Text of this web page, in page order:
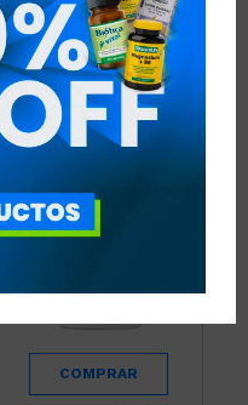
USN QUITAR FILTROS
RECOMENDADOS